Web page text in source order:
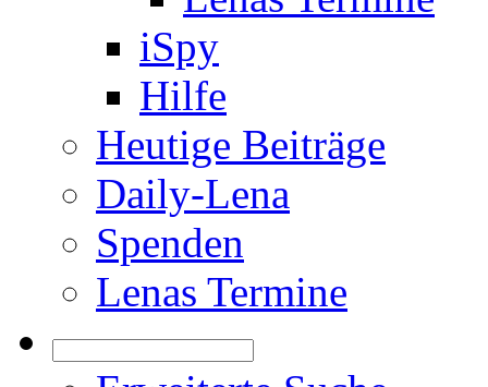
iSpy
Hilfe
Heutige Beiträge
Daily-Lena
Spenden
Lenas Termine